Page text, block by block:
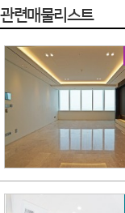
관련매물리스트